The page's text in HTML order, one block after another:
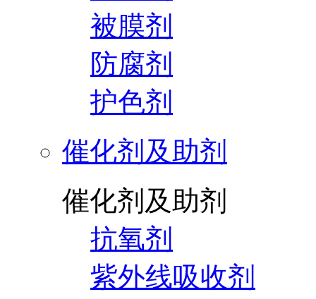
被膜剂
防腐剂
护色剂
催化剂及助剂
催化剂及助剂
抗氧剂
紫外线吸收剂